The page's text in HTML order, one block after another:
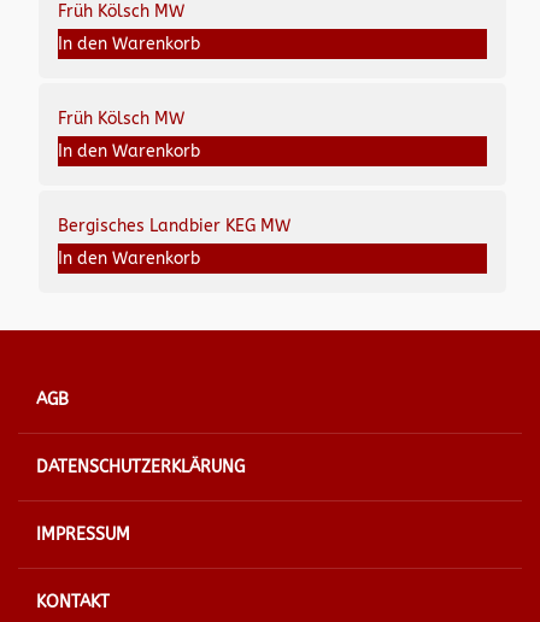
Früh Kölsch MW
In den Warenkorb
Früh Kölsch MW
In den Warenkorb
Bergisches Landbier KEG MW
In den Warenkorb
AGB
DATENSCHUTZERKLÄRUNG
IMPRESSUM
KONTAKT